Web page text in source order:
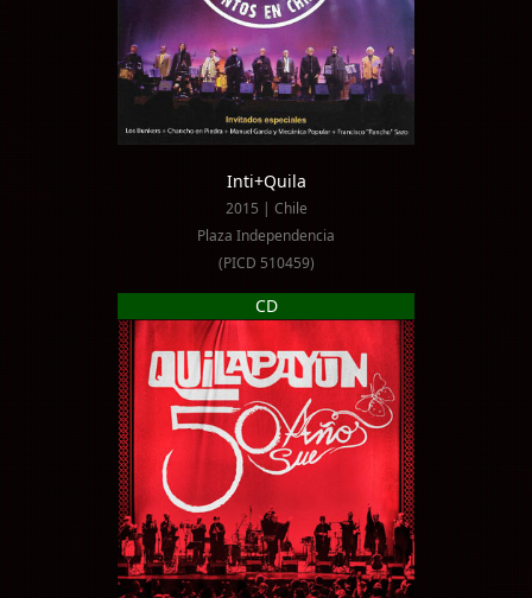
Inti+Quila
2015 | Chile
Plaza Independencia
(PICD 510459)
CD